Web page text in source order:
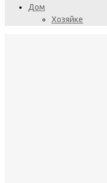
Дом
Хозяйке